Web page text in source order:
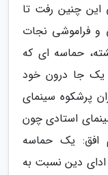
چنین رفت تا
و فراموشی نجات
حماسه ای که
یک جا درون خود
پرشکوه سینمای
استادی چون
افق: یک حماسه
ادای دین نسبت به